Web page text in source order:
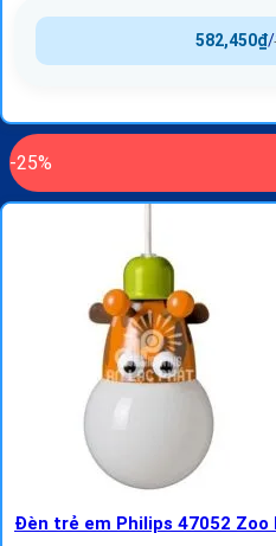
/
582,450₫
-25%
Đèn trẻ em Philips 47052 Zoo